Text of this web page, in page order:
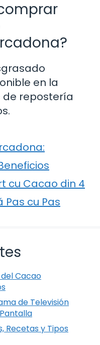
en la
de repostería
cu Cacao din 4
Pas cu Pas
Cacao
de Televisión
Recetas y Tipos